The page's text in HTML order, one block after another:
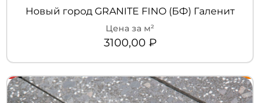
Новый город GRANITE FINO (БФ) Галенит
3100,00 ₽